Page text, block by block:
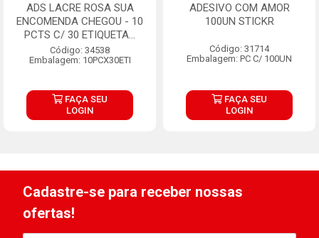
ADS LACRE ROSA SUA
ENCOMENDA CHEGOU - 10
PCTS C/ 30 ETIQUETA...
Código: 34538
Embalagem: 10PCX30ETI
FAÇA SEU
LOGIN
ADESIVO COM AMOR
100UN STICKR
Código: 31714
Embalagem: PC C/ 100UN
FAÇA SEU
LOGIN
Cadastre-se para receber nossas
ofertas!